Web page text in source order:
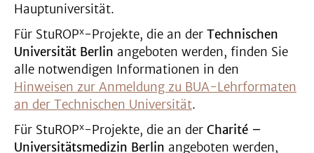
Hauptuniversität.
Für StuROPx-Projekte, die an der Technischen
Universität Berlin angeboten werden, finden Sie
alle notwendigen Informationen in den
Hinweisen zur Anmeldung zu BUA-Lehrformaten
an der Technischen Universität.
Für StuROPx-Projekte, die an der Charité –
Universitätsmedizin Berlin angeboten werden,